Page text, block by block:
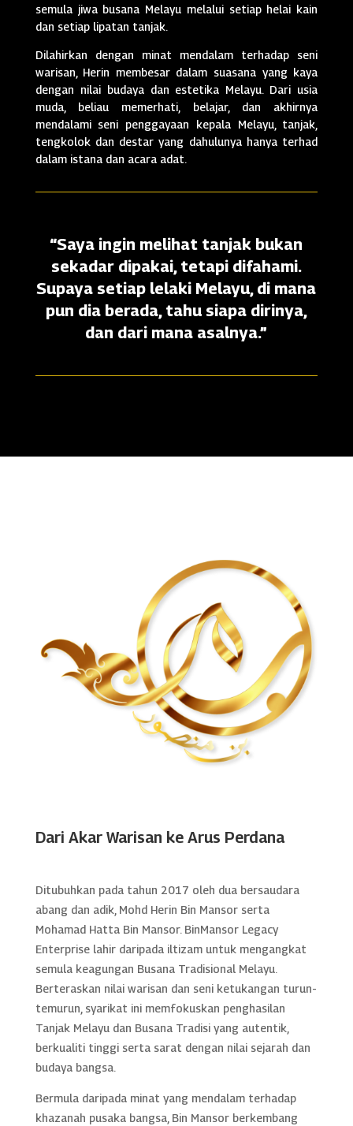
semula jiwa busana Melayu melalui setiap helai kain
dan setiap lipatan tanjak.
Dilahirkan dengan minat mendalam terhadap seni
warisan, Herin membesar dalam suasana yang kaya
dengan nilai budaya dan estetika Melayu. Dari usia
muda, beliau memerhati, belajar, dan akhirnya
mendalami seni penggayaan kepala Melayu, tanjak,
tengkolok dan destar yang dahulunya hanya terhad
dalam istana dan acara adat.
“Saya ingin melihat tanjak bukan
sekadar dipakai, tetapi difahami.
Supaya setiap lelaki Melayu, di mana
pun dia berada, tahu siapa dirinya,
dan dari mana asalnya.”
Dari Akar Warisan ke Arus Perdana
Ditubuhkan pada tahun 2017 oleh dua bersaudara
abang dan adik, Mohd Herin Bin Mansor serta
Mohamad Hatta Bin Mansor. BinMansor Legacy
Enterprise lahir daripada iltizam untuk mengangkat
semula keagungan Busana Tradisional Melayu.
Berteraskan nilai warisan dan seni ketukangan turun-
temurun, syarikat ini memfokuskan penghasilan
Tanjak Melayu dan Busana Tradisi yang autentik,
berkualiti tinggi serta sarat dengan nilai sejarah dan
budaya bangsa.
Bermula daripada minat yang mendalam terhadap
khazanah pusaka bangsa, Bin Mansor berkembang